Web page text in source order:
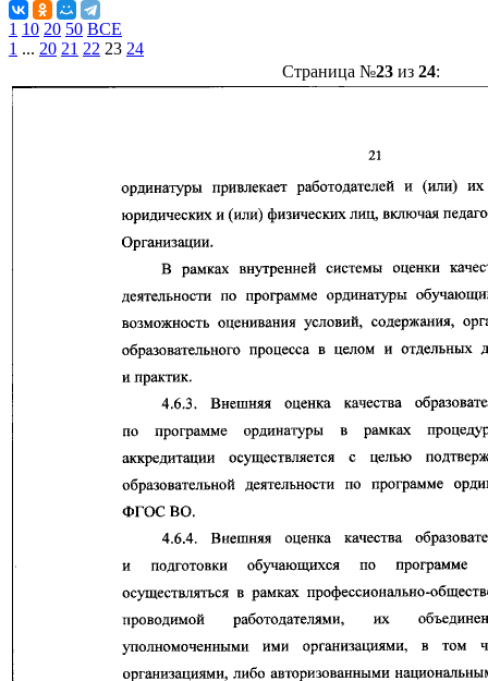
1 10 20 50 ВСЕ
1 ... 20 21 22 23 24
Страница №23из 24: